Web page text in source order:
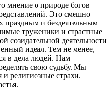
мнение о природе богов
Это смешно
праздным и бездеятельным
труженики и страстные
созидательной деятельности
идеал. Тем не менее,
в дела людей. Нам
свою судьбу. Мы
и религиозные страхи.